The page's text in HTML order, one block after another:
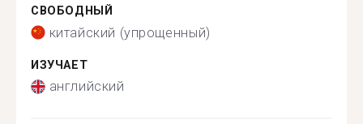
СВОБОДНЫЙ
китайский (упрощенный)
ИЗУЧАЕТ
английский